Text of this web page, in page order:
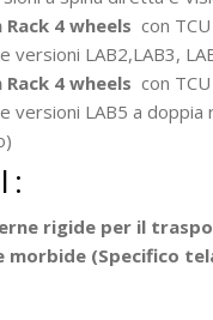
4 wheels con
versioni LAB2,LAB3,
4 wheels con
versioni LAB5 a doppia
:
rigide per il
morbide (Specifico